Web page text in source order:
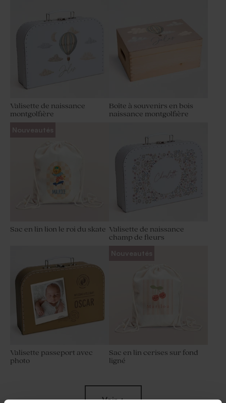
Valisette de naissance
montgolfière
Boîte à souvenirs en bois
naissance montgolfière
Nouveautés
Sac en lin lion le roi du skate Valisette de naissance
champ de fleurs
Valisette passeport avec
photo
Nouveautés
Sac en lin cerises sur fond
ligné
Voir +